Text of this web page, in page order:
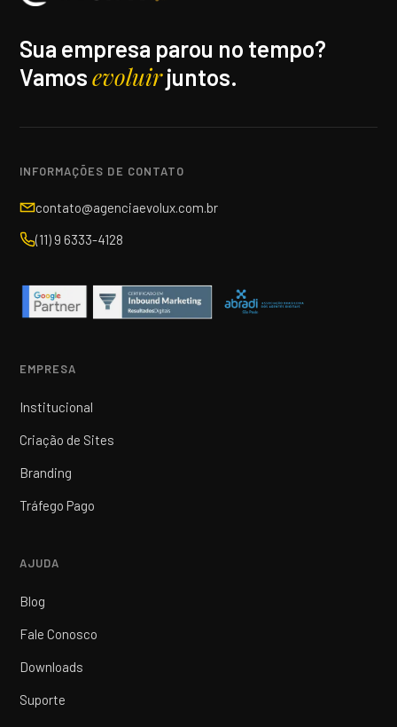
Sua empresa parou no tempo?
Vamosevoluirjuntos.
INFORMAÇÕES DE CONTATO
contato@agenciaevolux.com.br
(11) 9 6333-4128
EMPRESA
Institucional
Criação de Sites
Branding
Tráfego Pago
AJUDA
Blog
Fale Conosco
Downloads
Suporte